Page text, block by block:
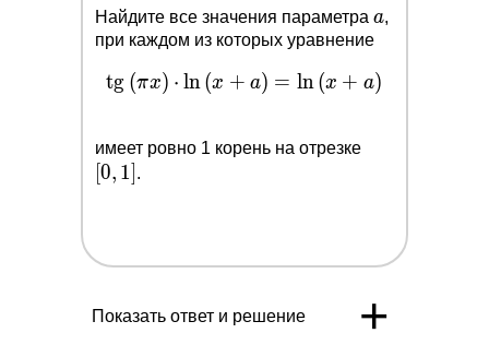
Найдите все значения параметра a
a,
при каждом из которых уравнение
\tg{(\pi x)}\cdot
tg (πx) ⋅ ln(x + a) = ln(x + a)
имеет ровно 1 корень на отрезке
0, 1 .
Показать ответ и решение +